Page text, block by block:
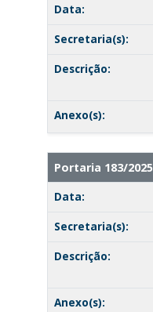
Data:
Secretaria(s):
Descrição:
Anexo(s):
Portaria 183/2025
Data:
Secretaria(s):
Descrição:
Anexo(s):